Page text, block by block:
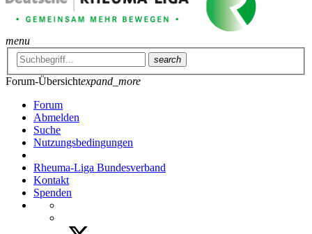
menu
search
Forum-Übersichtexpand_more
Forum
Abmelden
Suche
Nutzungsbedingungen
Rheuma-Liga Bundesverband
Kontakt
Spenden